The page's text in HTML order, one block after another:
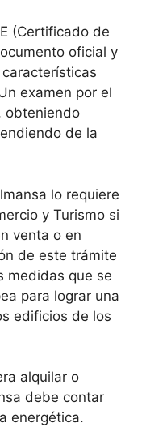
(Certificado de
oficial y
examen por el
obteniendo
de la
lo requiere
y Turismo si
venta o en
de este trámite
medidas que se
para lograr una
edificios de los
alquilar o
debe contar
energética.